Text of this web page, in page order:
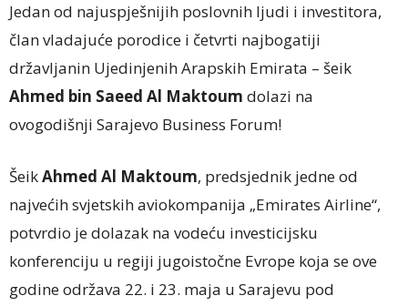
Jedan od najuspješnijih poslovnih ljudi i investitora,
član vladajuće porodice i četvrti najbogatiji
državljanin Ujedinjenih Arapskih Emirata – šeik
Ahmed bin Saeed Al Maktoum dolazi na
ovogodišnji Sarajevo Business Forum!
ŠeikAhmed Al Maktoum, predsjednik jedne od
najvećih svjetskih aviokompanija „Emirates Airline“,
potvrdio je dolazak na vodeću investicijsku
konferenciju u regiji jugoistočne Evrope koja se ove
godine održava 22. i 23. maja u Sarajevu pod